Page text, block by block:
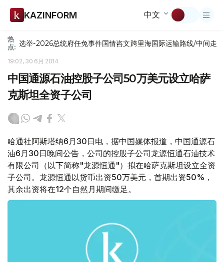
KAZINFORM 中文
热
点: 选举-2026总统府任免事件国情咨文跨里海国际运输路线/中间走廊
19:02, 30 6月 2014
中国通源石油控股子公司50万美元设立哈萨
克斯坦全资子公司
哈通社阿斯塔纳6月30日电，据中国媒体报道，中国通源石
油6月30日晚间公告，公司的控股子公司龙源恒通石油技术
有限公司（以下简称"龙源恒通"）拟在哈萨克斯坦设立全资
子公司。龙源恒通以货币出资50万美元，首期出资50%，
其余出资将在12个自然月期间缴足。